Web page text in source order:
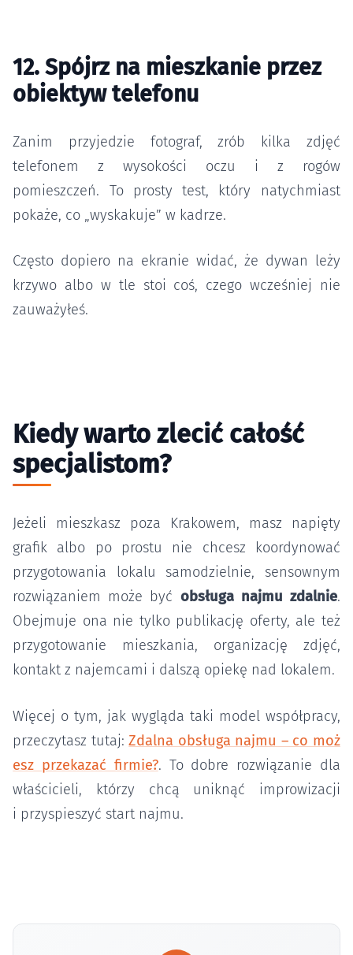
12. Spójrz na mieszkanie przez
obiektyw telefonu
Zanim przyjedzie fotograf, zrób kilka zdjęć
telefonem z wysokości oczu i z rogów
pomieszczeń. To prosty test, który natychmiast
pokaże, co „wyskakuje” w kadrze.
Często dopiero na ekranie widać, że dywan leży
krzywo albo w tle stoi coś, czego wcześniej nie
zauważyłeś.
Kiedy warto zlecić całość
specjalistom?
Jeżeli mieszkasz poza Krakowem, masz napięty
grafik albo po prostu nie chcesz koordynować
przygotowania lokalu samodzielnie, sensownym
rozwiązaniem może być obsługa najmu zdalnie.
Obejmuje ona nie tylko publikację oferty, ale też
przygotowanie mieszkania, organizację zdjęć,
kontakt z najemcami i dalszą opiekę nad lokalem.
Więcej o tym, jak wygląda taki model współpracy,
przeczytasz tutaj:Zdalna obsługa najmu – co moż
esz przekazać firmie?. To dobre rozwiązanie dla
właścicieli, którzy chcą uniknąć improwizacji
i przyspieszyć start najmu.